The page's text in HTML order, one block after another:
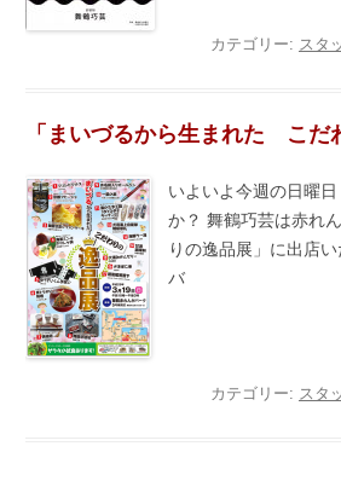
カテゴリー: スタ
「まいづるから生まれた こだ
いよいよ今週の日曜
か？ 舞鶴巧芸は赤れ
りの逸品展」に出店
バ
カテゴリー: スタ